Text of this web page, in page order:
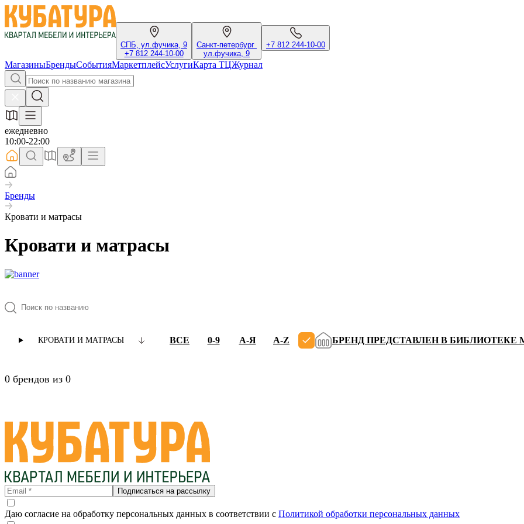
СПБ, ул.фучика, 9
+7 812 244-10-00
Санкт-петербург
ул.фучика, 9
+7 812 244-10-00
МагазиныБрендыСобытияМаркетплейсУслугиКарта ТЦЖурнал
ежедневно
10:00-22:00
Бренды
Кровати и матрасы
Кровати и матрасы
КРОВАТИ И МАТРАСЫ ВСЕ 0-9 А-Я A-Z БРЕНД ПРЕДСТАВЛЕН В БИБЛИОТЕКЕ
0 брендов из 0
Подписаться на рассылку
Даю согласие на обработку персональных данных в соответствии с Политикой обработки персональных данных